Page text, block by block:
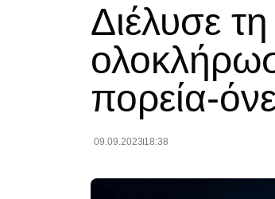
Διέλυσε
πορεία-
09.09.2023 18:38